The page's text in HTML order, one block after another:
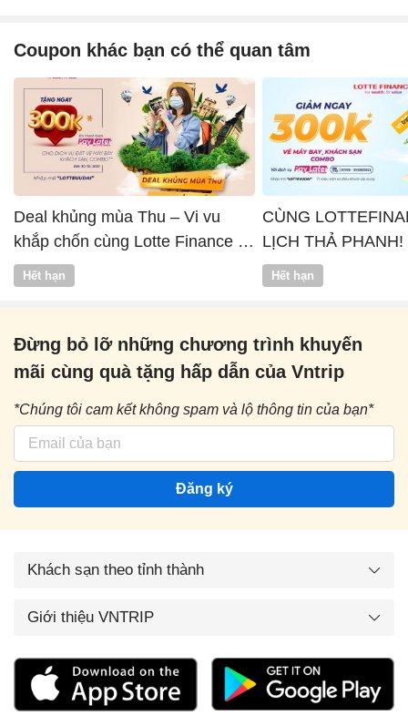
Coupon khác bạn có thể quan tâm
Deal khủng mùa Thu – Vi vu
khắp chốn cùng Lotte Finance x
Vntrip
Hết hạn
CÙNG
LỊCH THẢ PHANH!
Hết hạn
Đừng bỏ lỡ những chương trình khuyến
mãi cùng quà tặng hấp dẫn của Vntrip
*Chúng tôi cam kết không spam và lộ thông tin của bạn*
Đăng ký
Khách sạn theo tỉnh thành
Giới thiệu VNTRIP